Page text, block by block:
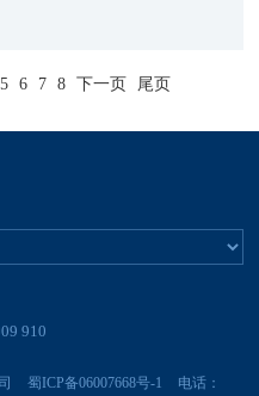
5 6 7 8 下一页 尾页
910
蜀ICP备06007668号-1 电话：